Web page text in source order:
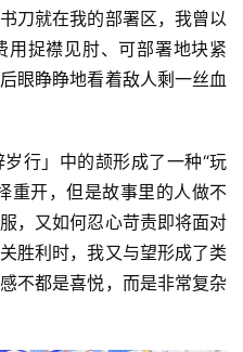
刀就在我的部署区，我曾以
用捉襟见肘、可部署地块紧
眼睁睁地看着敌人剩一丝血
行」中的颉形成了一种“玩
重开，但是故事里的人做不
，又如何忍心苛责即将面对
胜利时，我又与望形成了类
不都是喜悦，而是非常复杂